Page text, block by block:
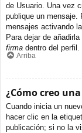
de Usuario. Una vez
publique un mensaje.
mensajes activando
Para dejar de
firma dentro del perfil.
Arriba
¿Cómo creo
Cuando inicia un
hacer clic en la
publicación; si no la